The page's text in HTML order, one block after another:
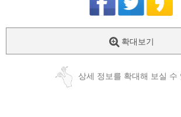
확대보기
상세 정보를 확대해 보실 수